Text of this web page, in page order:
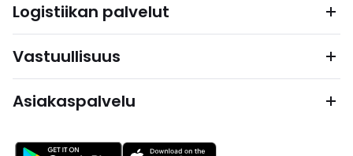
Logistiikan palvelut
Vastuullisuus
Asiakaspalvelu